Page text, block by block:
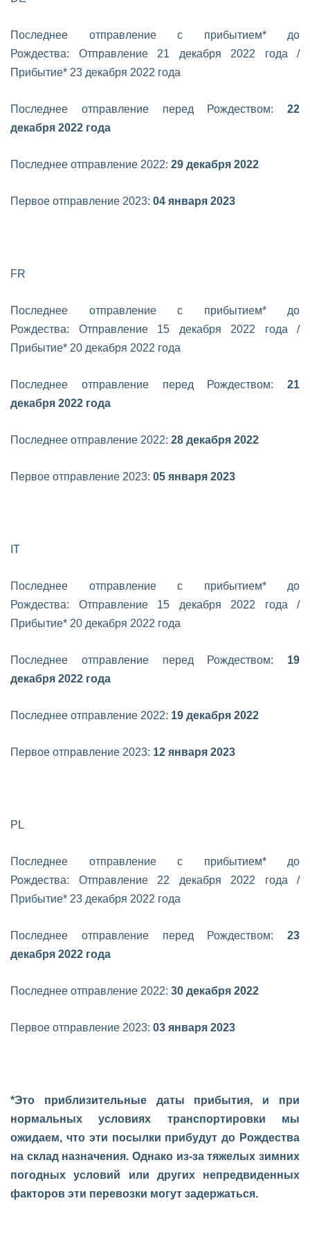
Последнее отправление с прибытием* до
Рождества: Отправление 21 декабря 2022 года /
Прибытие* 23 декабря 2022 года
Последнее отправление перед Рождеством: 22
декабря 2022 года
Последнее отправление 2022: 29 декабря 2022
Первое отправление 2023: 04 января 2023
FR
Последнее отправление с прибытием* до
Рождества: Отправление 15 декабря 2022 года /
Прибытие* 20 декабря 2022 года
Последнее отправление перед Рождеством: 21
декабря 2022 года
Последнее отправление 2022: 28 декабря 2022
Первое отправление 2023: 05 января 2023
IT
Последнее отправление с прибытием* до
Рождества: Отправление 15 декабря 2022 года /
Прибытие* 20 декабря 2022 года
Последнее отправление перед Рождеством: 19
декабря 2022 года
Последнее отправление 2022: 19 декабря 2022
Первое отправление 2023: 12 января 2023
PL
Последнее отправление с прибытием* до
Рождества: Отправление 22 декабря 2022 года /
Прибытие* 23 декабря 2022 года
Последнее отправление перед Рождеством: 23
декабря 2022 года
Последнее отправление 2022: 30 декабря 2022
Первое отправление 2023: 03 января 2023
*Это приблизительные даты прибытия, и при
нормальных условиях транспортировки мы
ожидаем, что эти посылки прибудут до Рождества
на склад назначения. Однако из-за тяжелых зимних
погодных условий или других непредвиденных
факторов эти перевозки могут задержаться.